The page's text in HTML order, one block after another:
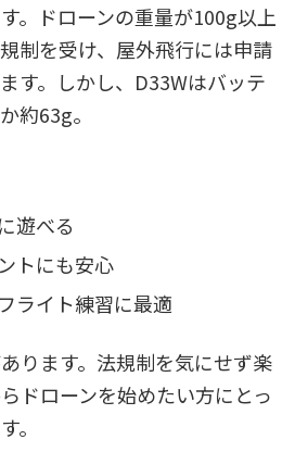
。ドローンの重量が100g以上
制を受け、屋外飛行には申請
す。しかし、D33Wはバッテ
約63g。
遊べる
トにも安心
ライト練習に最適
ります。法規制を気にせず楽
ドローンを始めたい方にとっ
。